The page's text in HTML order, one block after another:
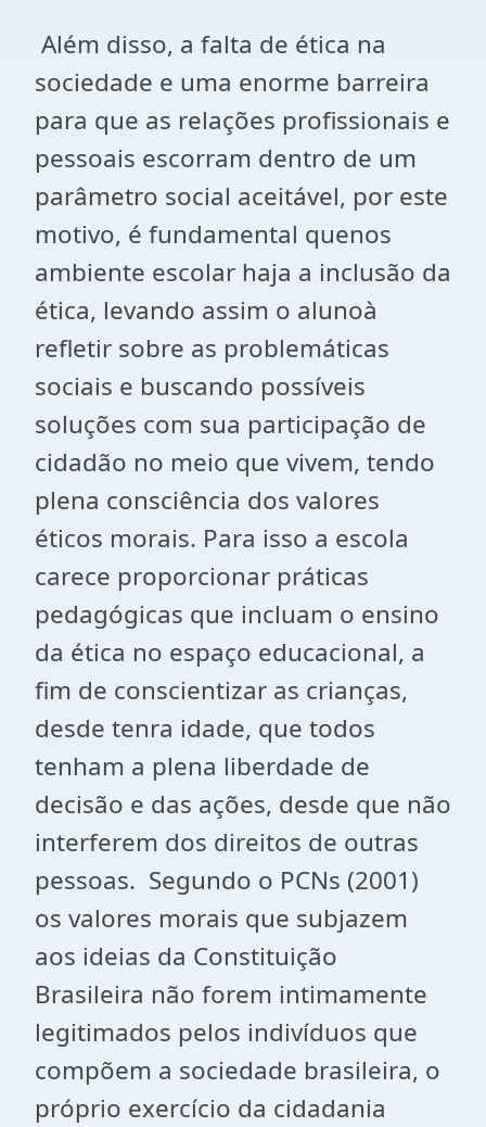
Além disso, a falta de ética na
sociedade e uma enorme barreira
para que as relações profissionais e
pessoais escorram dentro de um
parâmetro social aceitável, por este
motivo, é fundamental quenos
ambiente escolar haja a inclusão da
ética, levando assim o alunoà
refletir sobre as problemáticas
sociais e buscando possíveis
soluções com sua participação de
cidadão no meio que vivem, tendo
plena consciência dos valores
éticos morais. Para isso a escola
carece proporcionar práticas
pedagógicas que incluam o ensino
da ética no espaço educacional, a
fim de conscientizar as crianças,
desde tenra idade, que todos
tenham a plena liberdade de
decisão e das ações, desde que não
interferem dos direitos de outras
pessoas. Segundo o PCNs (2001)
os valores morais que subjazem
aos ideias da Constituição
Brasileira não forem intimamente
legitimados pelos indivíduos que
compõem a sociedade brasileira, o
próprio exercício da cidadania